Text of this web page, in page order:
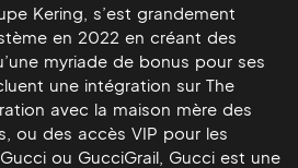
Kering, s’est grandement
en 2022 en créant des
myriade de bonus pour ses
une intégration sur The
avec la maison mère des
ou des accès VIP pour les
ou GucciGrail, Gucci est une